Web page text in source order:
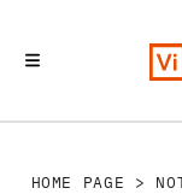
HOME PAGE >